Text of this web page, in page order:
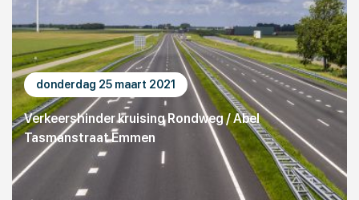
donderdag 25 maart 2021
Verkeershinder kruising Rondweg / Abel
Tasmanstraat Emmen